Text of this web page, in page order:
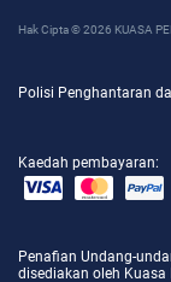
Hak Cipta © 2026 KUASA
Polisi Penghantaran
Kaedah pembayaran:
Penafian Undang-
disediakan oleh